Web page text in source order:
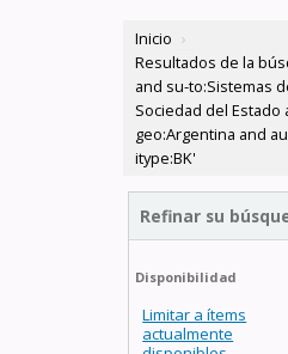
Inicio ›
Resultados de la
and su-to:Sistemas
Sociedad del Estado
geo:Argentina and
itype:BK'
Refinar su
Disponibilidad
Limitar a ítems
actualmente